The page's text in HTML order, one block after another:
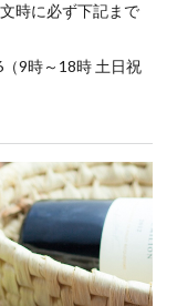
時に必ず下記まで
9時～18時 土日祝